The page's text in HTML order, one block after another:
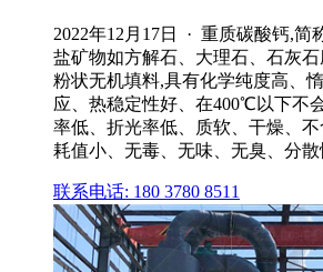
2022年12月17日 · 重质碳酸钙,简
盐矿物如方解石、大理石、石灰
粉状无机填料,具有化学纯度高、
应、热稳定性好、在400℃以下不
率低、折光率低、质软、干燥、
耗值小、无毒、无味、无臭、分散
联系电话: 180 3780 8511